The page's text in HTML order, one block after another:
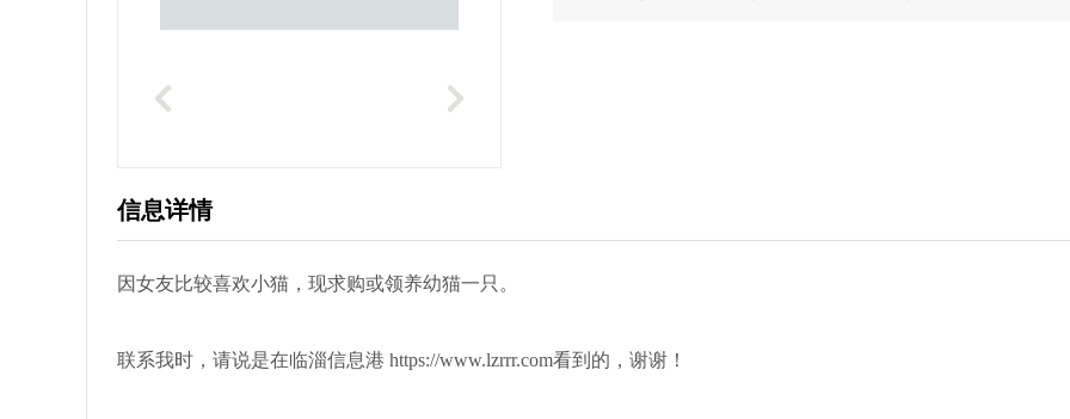
信息详情
因女友比较喜欢小猫，现求购或领养幼猫一只。
联系我时，请说是在临淄信息港 https://www.lzrrr.com看到的，谢谢！